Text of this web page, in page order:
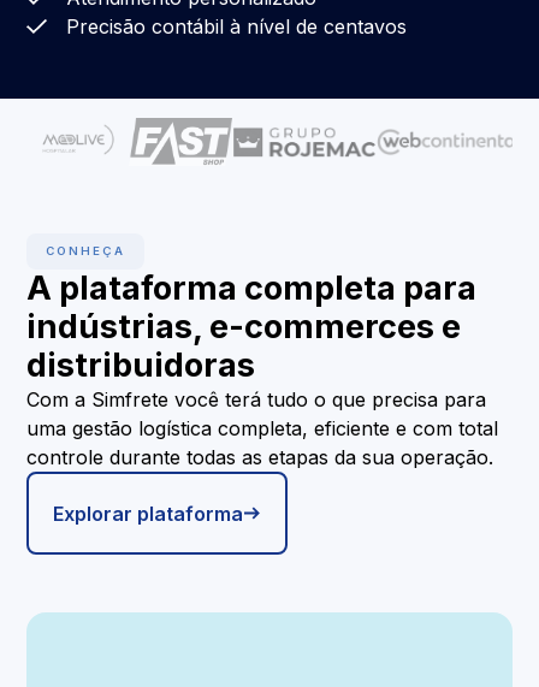
Precisão contábil à nível de centavos
CONHEÇA
A plataforma completa para
indústrias, e-commerces e
distribuidoras
Com a Simfrete você terá tudo o que precisa para
uma gestão logística completa, eficiente e com total
controle durante todas as etapas da sua operação.
Explorar plataforma